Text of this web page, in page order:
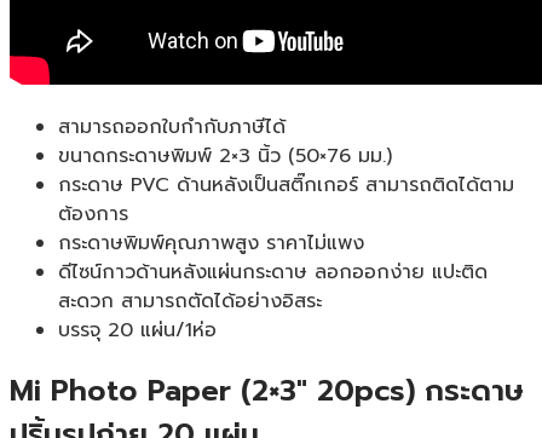
สามารถออกใบกำกับภาษีได้
ขนาดกระดาษพิมพ์ 2×3 นิ้ว (50×76 มม.)
กระดาษ PVC ด้านหลังเป็นสติ๊กเกอร์ สามารถติดได้ตาม
ต้องการ
กระดาษพิมพ์คุณภาพสูง ราคาไม่แพง
ดีไซน์กาวด้านหลังแผ่นกระดาษ ลอกออกง่าย แปะติด
สะดวก สามารถตัดได้อย่างอิสระ
บรรจุ 20 แผ่น/1ห่อ
Mi Photo Paper (2×3″ 20pcs) กระดาษ